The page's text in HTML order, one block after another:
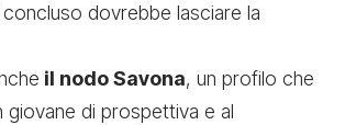
dovrebbe lasciare la
il nodo Savona, un profilo che
giovane di prospettiva e al